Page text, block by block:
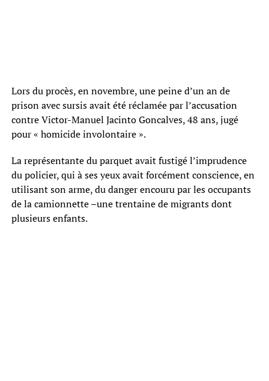
Lors du procès, en novembre, une peine d’un an de
prison avec sursis avait été réclamée par l’accusation
contre Victor-Manuel Jacinto Goncalves, 48 ans, jugé
pour « homicide involontaire ».
La représentante du parquet avait fustigé l’imprudence
du policier, qui à ses yeux avait forcément conscience, en
utilisant son arme, du danger encouru par les occupants
de la camionnette –une trentaine de migrants dont
plusieurs enfants.